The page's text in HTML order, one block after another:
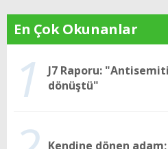
En Çok Okunanlar
1
J7 Raporu:
dönüştü"
Kendine dönen adam;